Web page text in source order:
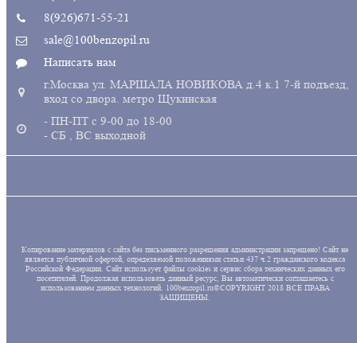
8(926)671-55-21
sale@100benzopil.ru
Написать нам
г.Москва ул. МАРШАЛА НОВИКОВА д.4 к.1 7-й подъезд,
вход со двора. метро Щукинская
- ПН-ПТ с 9-00 до 18-00
- СБ , ВС выходной
Копирование материалов с сайта без письменного разрешения администрации запрещено! Сайт не
является публичной офертой, определяемой положениями статьи 437 ч.2 гражданского кодекса
Российской Федерации. Сайт использует файлы cookies и сервис сбора технических данных его
посетителей. Продолжая использовать данный ресурс, Вы автоматически соглашаетесь с
использованием данных технологий. 100benzopil.ru©COPYRIGHT 2018 ВСЕ ПРАВА
ЗАЩИЩЕНЫ.